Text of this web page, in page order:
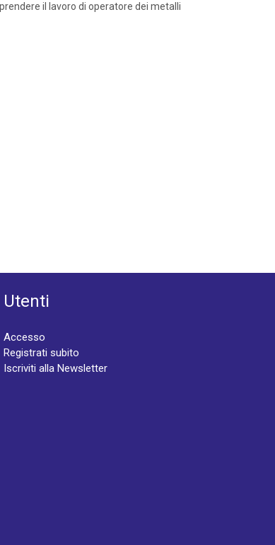
il lavoro di operatore dei metalli
Utenti
Accesso
Registrati subito
Iscriviti alla Newsletter